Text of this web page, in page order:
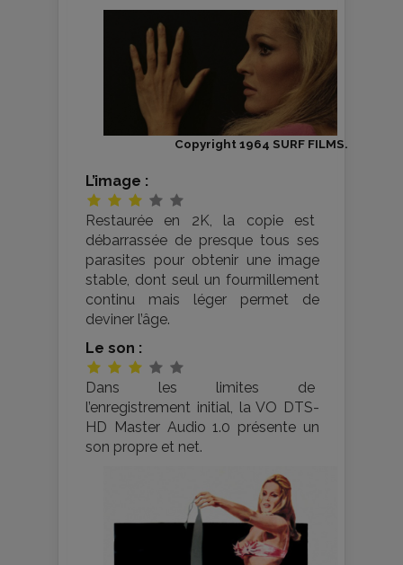
Copyright 1964 SURF FILMS.
L’image :
Restaurée en 2K, la copie est
débarrassée de presque tous ses
parasites pour obtenir une image
stable, dont seul un fourmillement
continu mais léger permet de
deviner l’âge.
Le son :
Dans les limites de
l’enregistrement initial, la VO DTS-
HD Master Audio 1.0 présente un
son propre et net.